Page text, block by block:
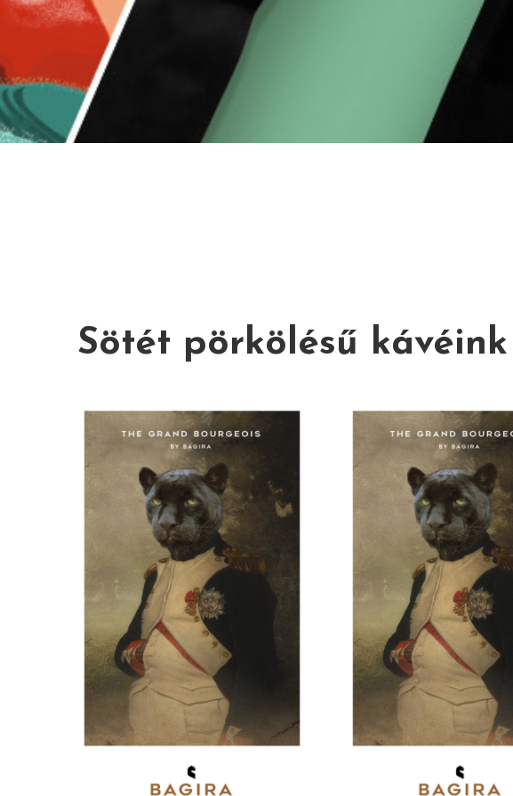
Sötét pörkölésű kávéink